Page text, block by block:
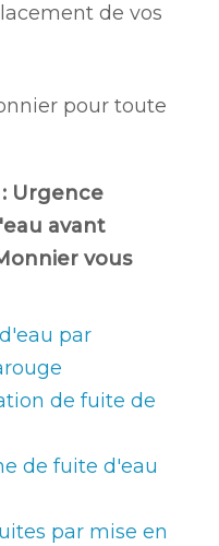
de vos
pour toute
Urgence
avant
vous
par
de fuite de
de fuite d'eau
par mise en